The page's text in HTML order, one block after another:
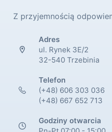
Z przyjemnością
Adres
ul. Rynek 3E/2
32-540 Trzebinia
Telefon
(+48) 606 303 036
(+48) 667 652 713
Godziny otwarcia